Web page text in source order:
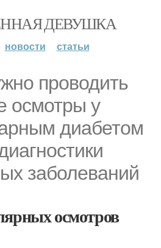
ДЕВУШКА
новости статьи
проводить
осмотры у
диабетом
заболеваний
осмотров